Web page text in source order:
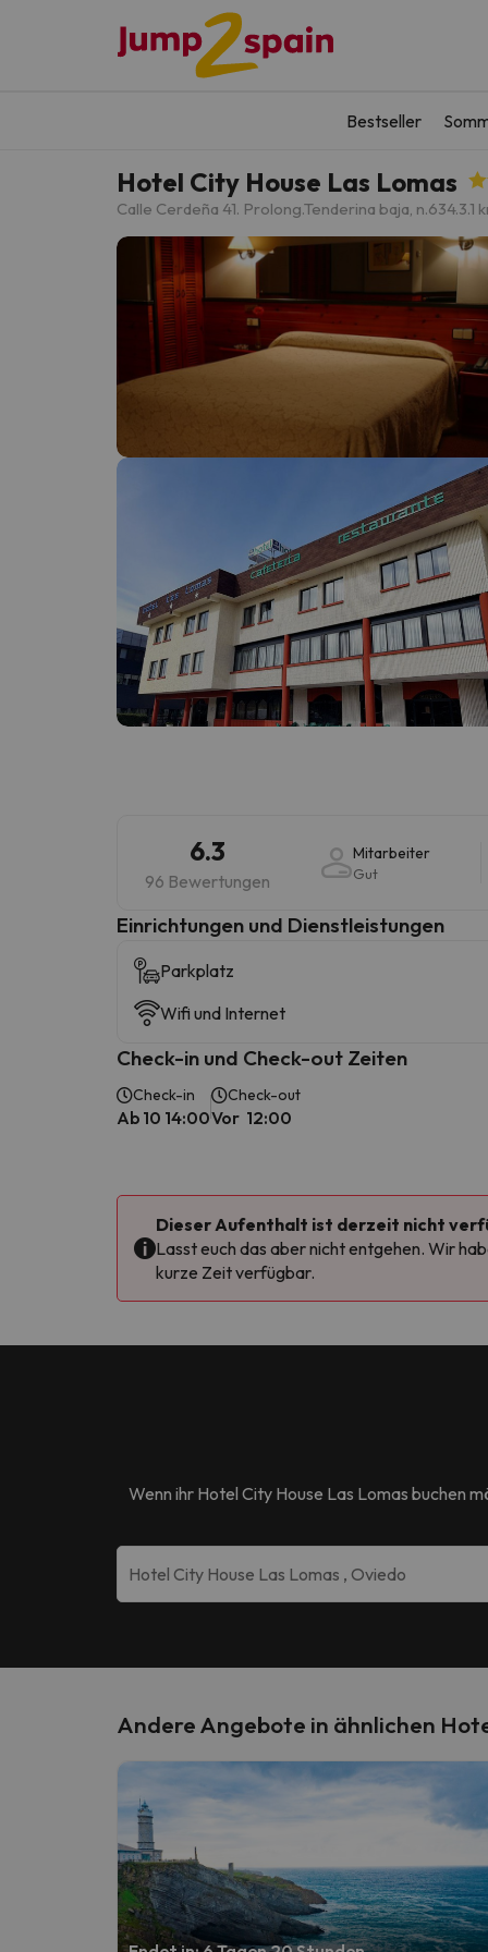
Bestseller
Hotel City House Las Lomas
Calle Cerdeña 41. Prolong.Tenderina baja, n.634.3.1
6.3
96 Bewertungen
Mitarbeiter
Gut
​Einrichtungen und Dienstleistungen
Parkplatz
Wifi und Internet
Check-in und Check-out Zeiten
Check-in
Ab 10 14:00
Check-out
Vor 12:00
Dieser Aufenthalt ist derzeit nicht
Lasst euch das aber nicht entgehen. Wir
kurze Zeit verfügbar.
Wenn ihr Hotel City House Las Lomas buchen
Andere Angebote in ähnlichen